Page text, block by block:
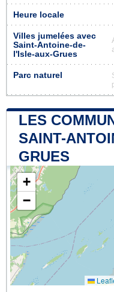
Heure locale
Villes jumelées avec
Saint-Antoine-de-
l'Isle-aux-Grues
Parc naturel
LES
SAINT-
GRUES
+
−